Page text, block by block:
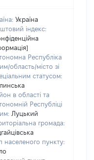
Україна
індекс:
Республіка
область/місто зі
статусом:
в області та
Республіці
Луцький
громада:
населеного пункту: